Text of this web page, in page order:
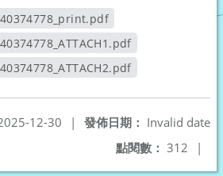
另開新視窗
另開新視窗
發佈日期： Invalid date
12-30
|
點閱數： 312 |